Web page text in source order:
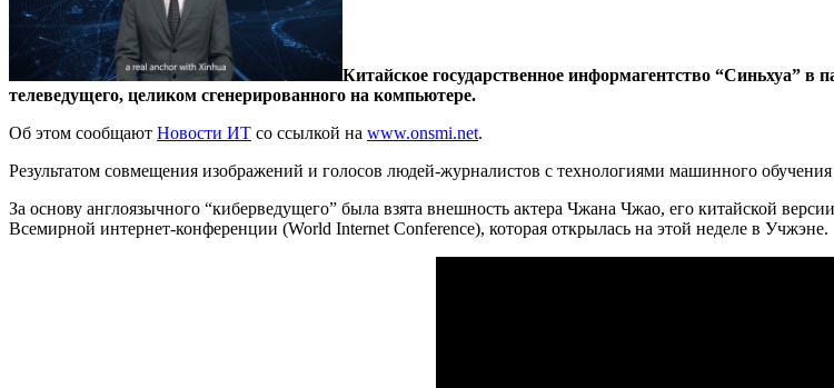
Китайское государственное информагентство “Синьхуа” в
телеведущего, целиком сгенерированного на компьютере.
Об этом сообщают Новости ИТ со ссылкой на www.onsmi.net.
Результатом совмещения изображений и голосов людей-журналистов с технологиями машинного
За основу англоязычного “киберведущего” была взята внешность актера Чжана Чжао, его китайской
Всемирной интернет-конференции (World Internet Conference), которая открылась на этой неделе в Учжэне.